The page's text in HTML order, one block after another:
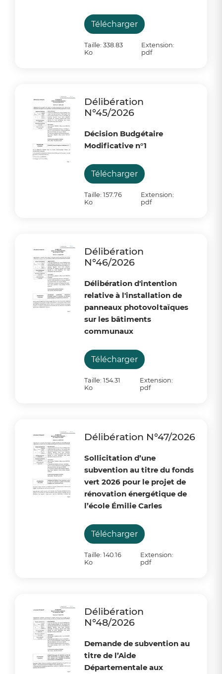
Télécharger
Taille: 338.83
Ko
Extension:
pdf
Délibération
N°45/2026
Décision Budgétaire
Modificative n°1
Télécharger
Taille: 157.76
Ko
Extension:
pdf
Délibération
N°46/2026
Délibération d'intention
relative à l'installation de
panneaux photovoltaïques
sur les bâtiments
communaux
Télécharger
Taille: 154.31
Ko
Extension:
pdf
Délibération N°47/2026
Sollicitation d’une
subvention au titre du fonds
vert 2026 pour le projet de
rénovation énergétique de
l’école Émilie Carles
Télécharger
Taille: 140.16
Ko
Extension:
pdf
Délibération
N°48/2026
Demande de subvention au
titre de l’Aide
Départementale aux